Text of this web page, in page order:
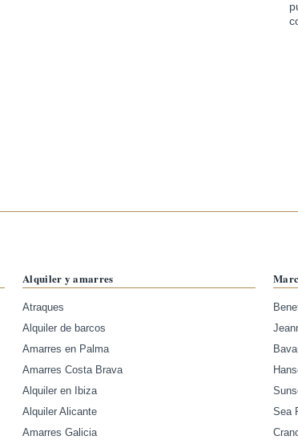
Alquiler y amarres
Atraques
Alquiler de barcos
Amarres en Palma
Amarres Costa Brava
Alquiler en Ibiza
Alquiler Alicante
Amarres Galicia
Sea